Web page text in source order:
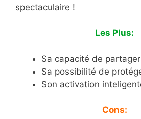
spectaculaire !
Les Plus:
Sa capacité de
Sa possibilité de
Son activation
Cons: